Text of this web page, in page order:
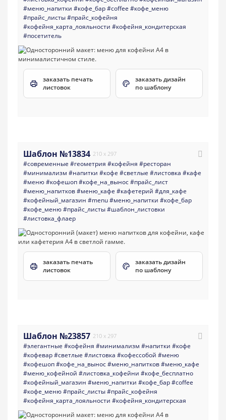
#меню_напитки #кофе_бар#coffee #кофе_меню
#прайс_листы#прайс_кофейня
#кофейня_карта_лояльности #кофейня_кондитерская
#посетитель
заказать печать
листовок
заказать дизайн
по шаблону
Шаблон №13834 210 x 297
#современные #геометрия #кофейня #ресторан
#минимализм #напитки #кофе #светлые #листовка #кафе
#меню#кофешоп#кофе_на_вынос#прайс_лист
#меню_напитков#меню_кафе #кафетерий #для_кафе
#кофейный_магазин #menu#меню_напитки #кофе_бар
#кофе_меню#прайс_листы#шаблон_листовки
#листовка_флаер
заказать печать
листовок
заказать дизайн
по шаблону
Шаблон №23857 210 x 297
#элегантные #кофейня #минимализм #напитки #кофе
#кофевар#светлые #листовка #кофессобой #меню
#кофешоп#кофе_на_вынос#меню_напитков#меню_кафе
#меню_кофейной #листовка_кофейни #кофе_бесплатно
#кофейный_магазин #меню_напитки #кофе_бар#coffee
#кофе_меню#прайс_листы#прайс_кофейня
#кофейня_карта_лояльности #кофейня_кондитерская